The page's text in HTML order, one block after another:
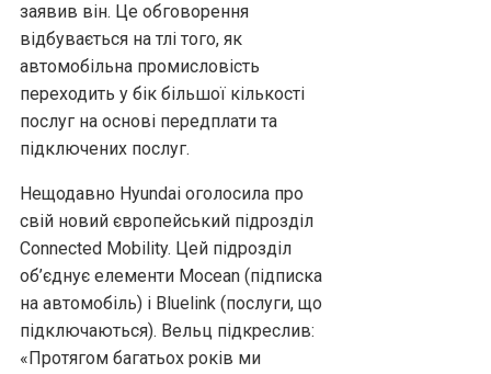
заявив він. Це обговорення
відбувається на тлі того, як
автомобільна промисловість
переходить у бік більшої кількості
послуг на основі передплати та
підключених послуг.
Нещодавно Hyundai оголосила про
свій новий європейський підрозділ
Connected Mobility. Цей підрозділ
об’єднує елементи Mocean (підписка
на автомобіль) і Bluelink (послуги, що
підключаються). Вельц підкреслив:
«Протягом багатьох років ми